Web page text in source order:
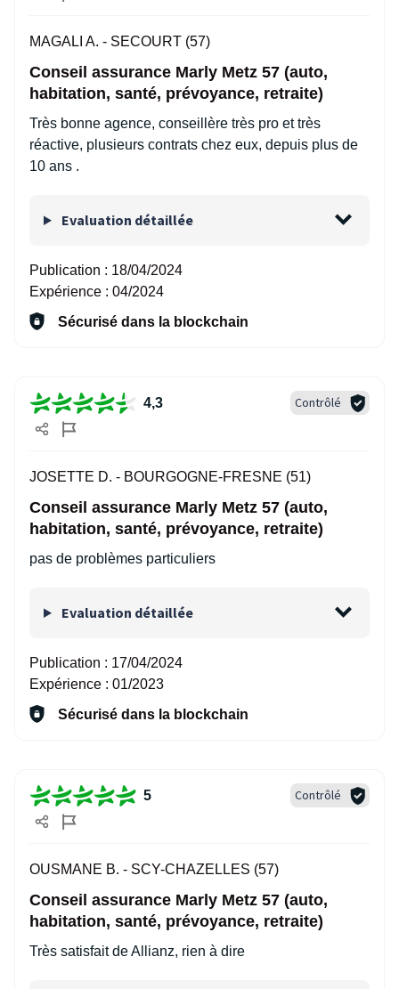
MAGALI A. - SECOURT (57)
Conseil assurance Marly Metz 57 (auto,
habitation, santé, prévoyance, retraite)
Très bonne agence, conseillère très pro et très
réactive, plusieurs contrats chez eux, depuis plus de
10 ans .
Evaluation détaillée
Publication : 18/04/2024
Expérience : 04/2024
Sécurisé dans la blockchain
4,3 Contrôlé
JOSETTE D. - BOURGOGNE-FRESNE (51)
Conseil assurance Marly Metz 57 (auto,
habitation, santé, prévoyance, retraite)
pas de problèmes particuliers
Evaluation détaillée
Publication : 17/04/2024
Expérience : 01/2023
Sécurisé dans la blockchain
5 Contrôlé
OUSMANE B. - SCY-CHAZELLES (57)
Conseil assurance Marly Metz 57 (auto,
habitation, santé, prévoyance, retraite)
Très satisfait de Allianz, rien à dire